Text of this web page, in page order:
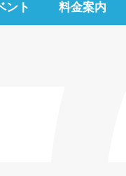
ント 料金案内